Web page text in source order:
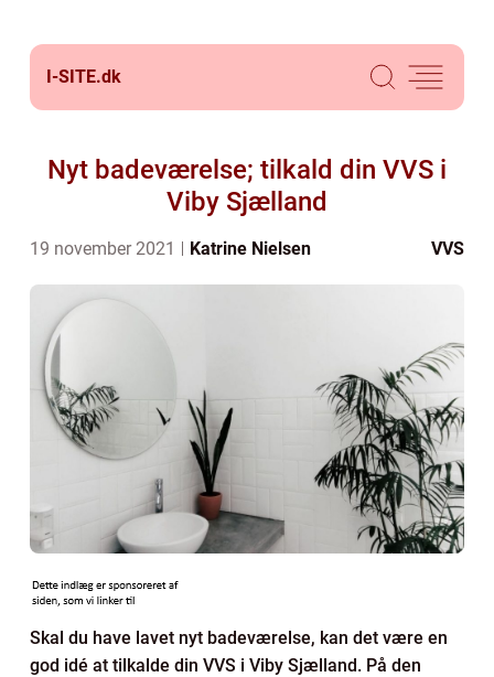
I-SITE.dk
Nyt badeværelse; tilkald din VVS i
Viby Sjælland
19 november 2021 Katrine Nielsen VVS
Skal du have lavet nyt badeværelse, kan det være en
god idé at tilkalde din VVS i Viby Sjælland. På den